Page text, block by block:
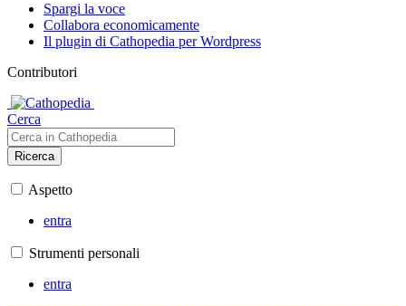
Spargi la voce
Collabora economicamente
Il plugin di Cathopedia per Wordpress
Contributori
Cerca
Ricerca
Aspetto
entra
Strumenti personali
entra